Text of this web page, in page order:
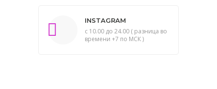
INSTAGRAM
с 10.00 до 24.00 ( разница во
времени +7 по МСК )